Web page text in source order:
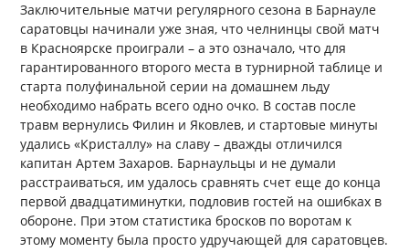
Заключительные матчи регулярного сезона в Барнауле
саратовцы начинали уже зная, что челнинцы свой матч
в Красноярске проиграли – а это означало, что для
гарантированного второго места в турнирной таблице и
старта полуфинальной серии на домашнем льду
необходимо набрать всего одно очко. В состав после
травм вернулись Филин и Яковлев, и стартовые минуты
удались «Кристаллу» на славу – дважды отличился
капитан Артем Захаров. Барнаульцы и не думали
расстраиваться, им удалось сравнять счет еще до конца
первой двадцатиминутки, подловив гостей на ошибках в
обороне. При этом статистика бросков по воротам к
этому моменту была просто удручающей для саратовцев.